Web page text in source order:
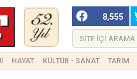
8,555
HAYAT KÜLTÜR - SANAT TARIM